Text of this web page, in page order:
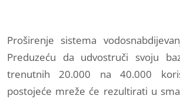
Proširenje sistema
Preduzeću da udvostruči svoju
trenutnih 20.000 na 40.000
postojeće mreže će rezultirati u